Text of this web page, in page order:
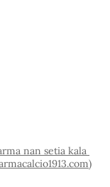
nan setia kala